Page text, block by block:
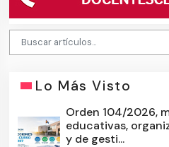
Lo Más Visto
Orden 104/2026,
educativas,
y de gesti...